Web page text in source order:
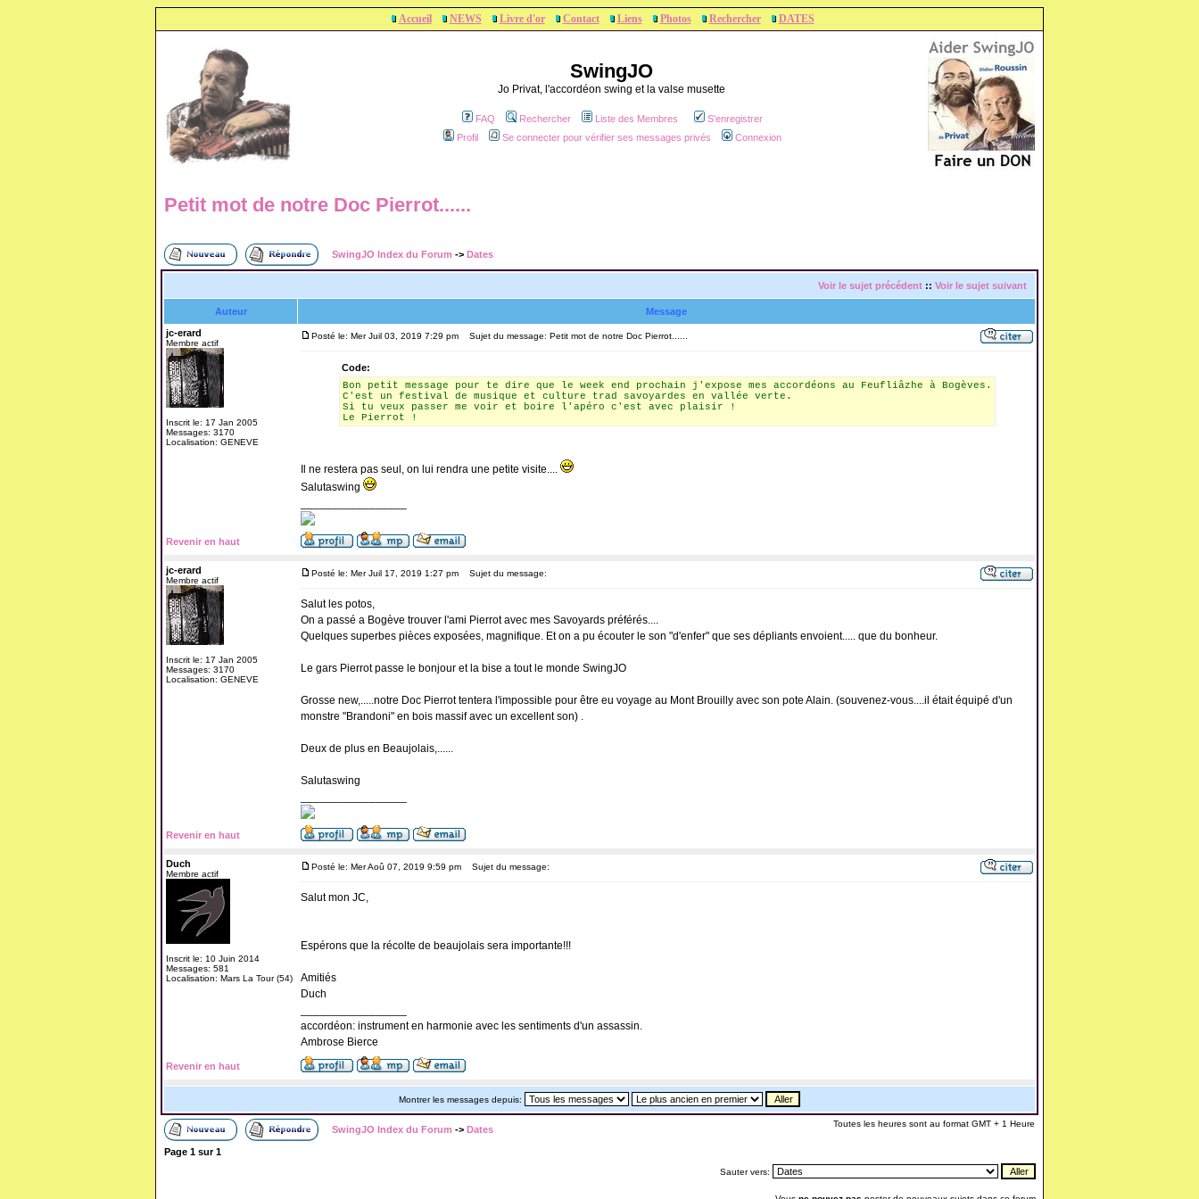
Accueil NEWS Livre d'or Contact Liens Photos Rechercher DATES
SwingJO
Jo Privat, l'accordéon swing et la valse musette
FAQ Rechercher Liste des Membres
S'enregistrer
Profil
Se connecter pour vérifier ses messages privés Connexion
Petit mot de notre Doc Pierrot......
SwingJO Index du Forum -> Dates
Voir le sujet précédent :: Voir le sujet suivant
Auteur
Message
jc-erard
Membre actif
Inscrit le: 17 Jan 2005
Messages: 3170
Localisation: GENEVE
Posté le: Mer Juil 03, 2019 7:29 pm Sujet du message: Petit mot de notre Doc Pierrot......
Code:
Bon petit message pour te dire que le week end prochain j'expose mes accordéons au Feufliâzhe à Bogèves.
C'est un festival de musique et culture trad savoyardes en vallée verte.
Si tu veux passer me voir et boire l'apéro c'est avec plaisir !
Le Pierrot !
Il ne restera pas seul, on lui rendra une petite visite....
Salutaswing
Revenir en haut
jc-erard
Membre actif
Inscrit le: 17 Jan 2005
Messages: 3170
Localisation: GENEVE
Posté le: Mer Juil 17, 2019 1:27 pm Sujet du message:
Salut les potos,
On a passé a Bogève trouver l'ami Pierrot avec mes Savoyards préférés....
Quelques superbes pièces exposées, magnifique. Et on a pu écouter le son "d'enfer" que ses dépliants envoient..... que du bonheur.
Le gars Pierrot passe le bonjour et la bise a tout le monde SwingJO
Grosse new,.....notre Doc Pierrot tentera l'impossible pour être eu voyage au Mont Brouilly avec son pote Alain. (souvenez-vous....il était équipé d'un
monstre "Brandoni" en bois massif avec un excellent son) .
Deux de plus en Beaujolais,......
Salutaswing
Revenir en haut
Duch
Membre actif
Inscrit le: 10 Juin 2014
Messages: 581
Localisation: Mars La Tour (54)
Posté le: Mer Aoû 07, 2019 9:59 pm Sujet du message:
Salut mon JC,
Espérons que la récolte de beaujolais sera importante!!!
Amitiés
Duch
accordéon: instrument en harmonie avec les sentiments d'un assassin.
Ambrose Bierce
Revenir en haut
Montrer les messages depuis:
SwingJO Index du Forum -> Dates
Toutes les heures sont au format GMT + 1 Heure
Page 1 sur1
Sauter vers: